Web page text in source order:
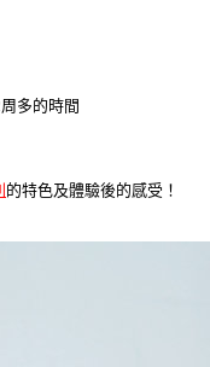
多的時間
的特色及體驗後的感受！